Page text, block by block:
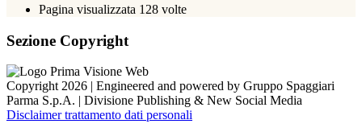
Pagina visualizzata 128 volte
Sezione Copyright
Copyright 2026 | Engineered and powered by Gruppo Spaggiari
Parma S.p.A. | Divisione Publishing & New Social Media
Disclaimer trattamento dati personali